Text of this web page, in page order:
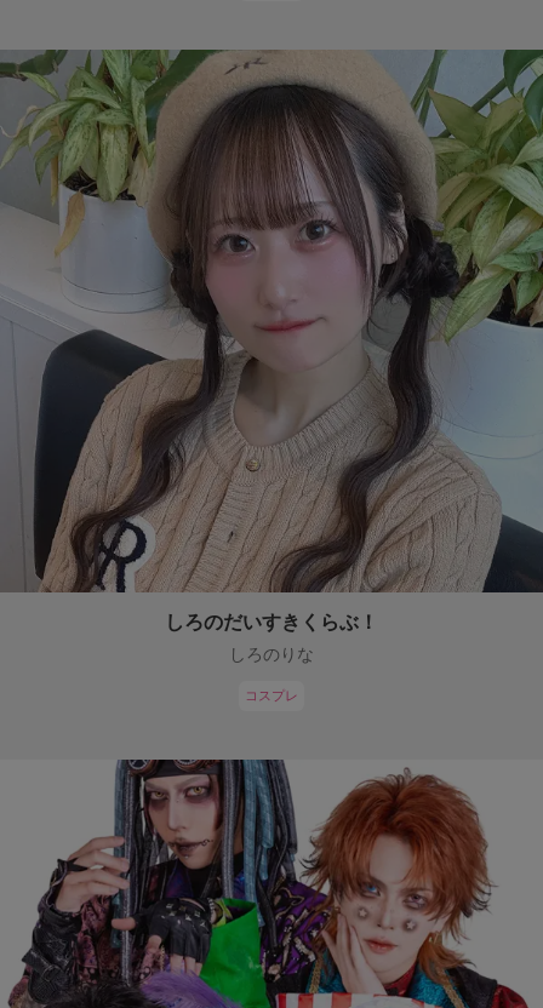
しろのだいすきくらぶ！
しろのりな
コスプレ